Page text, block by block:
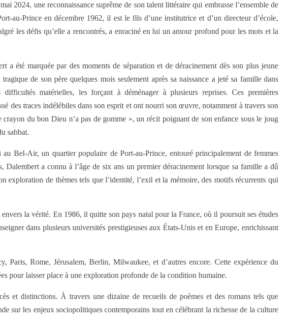
2024, une reconnaissance suprême de son talent littéraire qui embrasse l’ensemble de
au-Prince en décembre 1962, il est le fils d’une institutrice et d’un directeur d’école,
les défis qu’elle a rencontrés, a enraciné en lui un amour profond pour les mots et la
a été marquée par des moments de séparation et de déracinement dès son plus jeune
de son père quelques mois seulement après sa naissance a jeté sa famille dans
difficultés matérielles, les forçant à déménager à plusieurs reprises. Ces premières
des traces indélébiles dans son esprit et ont nourri son œuvre, notamment à travers son
du bon Dieu n’a pas de gomme », un récit poignant de son enfance sous le joug
sabbat.
Bel-Air, un quartier populaire de Port-au-Prince, entouré principalement de femmes
Dalembert a connu à l’âge de six ans un premier déracinement lorsque sa famille a dû
exploration de thèmes tels que l’identité, l’exil et la mémoire, des motifs récurrents qui
la vérité. En 1986, il quitte son pays natal pour la France, où il poursuit ses études
dans plusieurs universités prestigieuses aux États-Unis et en Europe, enrichissant
Rome, Jérusalem, Berlin, Milwaukee, et d’autres encore. Cette expérience du
pour laisser place à une exploration profonde de la condition humaine.
et distinctions. À travers une dizaine de recueils de poèmes et des romans tels que
sur les enjeux sociopolitiques contemporains tout en célébrant la richesse de la culture